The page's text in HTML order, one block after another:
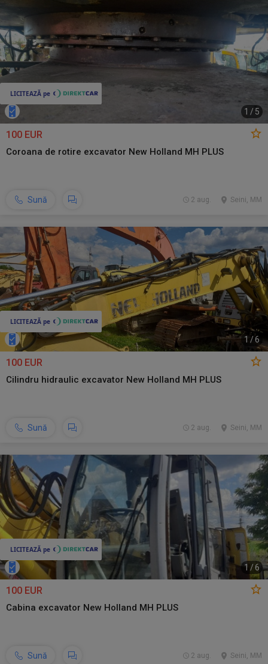
1 / 5
100 EUR
Coroana de rotire excavator New Holland MH PLUS
Sună Seini, MM
2 aug.
1 /6
100 EUR
Cilindru hidraulic excavator New Holland MH PLUS
Sună Seini, MM
2 aug.
1 /6
100 EUR
Cabina excavator New Holland MH PLUS
Sună Seini, MM
2 aug.